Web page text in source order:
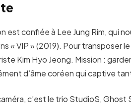
est confiée à Lee Jung Rim, qui
« VIP » (2019). Pour transposer
Kim Hyo Jeong. Mission :
d’âme coréen qui captive
c’est le trio StudioS,